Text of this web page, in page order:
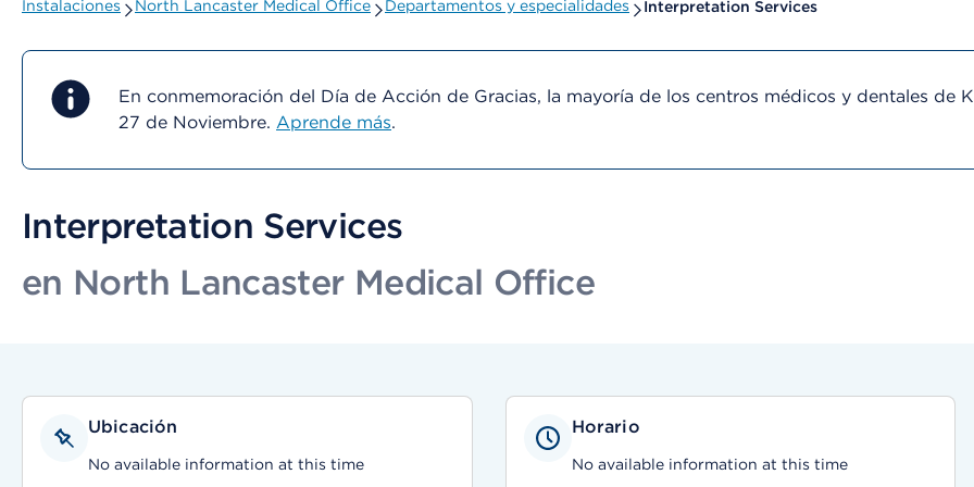
Instalaciones North Lancaster Medical Office Departamentos y especialidades Interpretation Services
En conmemoración del Día de Acción de Gracias, la mayoría de los centros médicos y dentales de
27 de Noviembre. Aprende más.
Interpretation Services
en North Lancaster Medical Office
Ubicación
No available information at this time
Horario
No available information at this time